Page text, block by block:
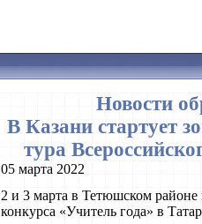
Новости
В Казани стартуeт
тура
05 марта 2022
2 и 3 марта в Тетюшском
конкурса «Учитель года» в